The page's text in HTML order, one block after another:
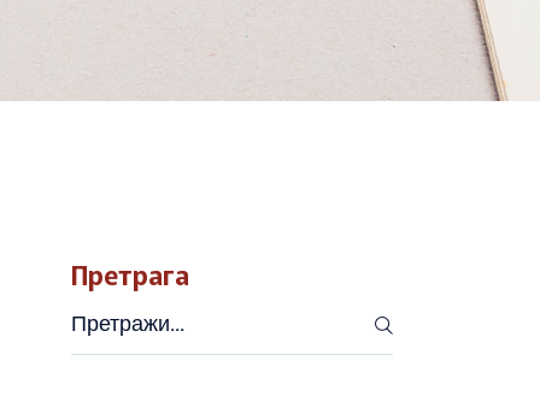
Претрага
Претражи